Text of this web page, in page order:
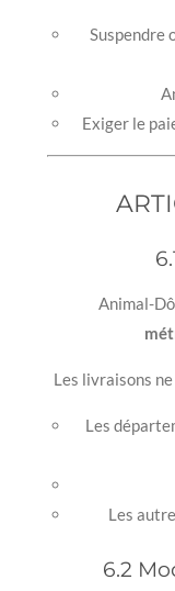
Suspendre
Exiger le
Animal-
Les livraisons
Les
Les
6.2